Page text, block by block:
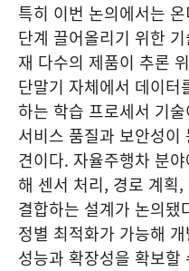
특히 이번 논의에서는
단계 끌어올리기 위한
재 다수의 제품이 추론
단말기 자체에서 데이
하는 학습 프로세서 기
서비스 품질과 보안성이
견이다. 자율주행차 분
해 센서 처리, 경로 계획
결합하는 설계가 논의
정별 최적화가 가능해
성능과 확장성을 확보할